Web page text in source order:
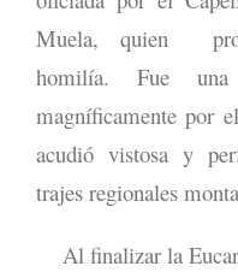
Muela, quien
homilía. Fue una
magníficamente por
acudió vistosa y
trajes regionales
Al finalizar la